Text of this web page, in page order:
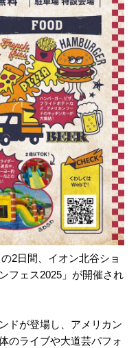
2日間、イオン北谷ショ
フェス2025」が開催され
ドが登場し、アメリカン
のライブや大道芸パフォ